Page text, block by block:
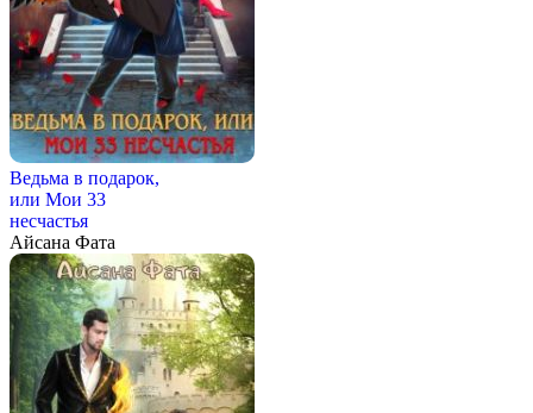
Ведьма в подарок,
или Мои 33
несчастья
Айсана Фата